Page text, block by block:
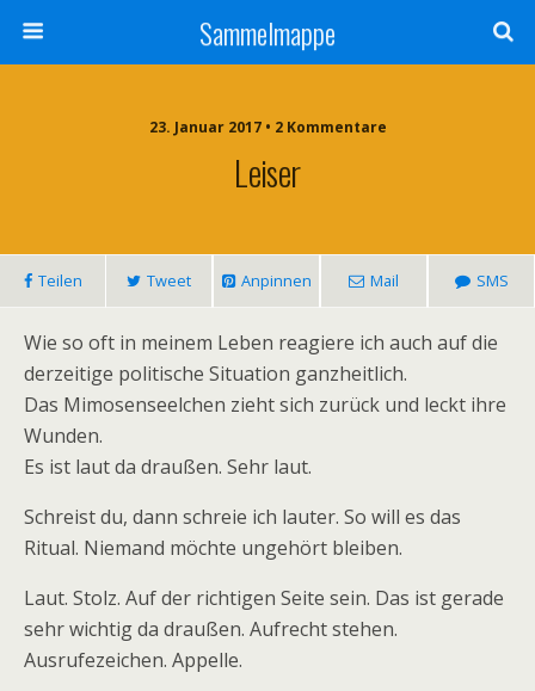
Sammelmappe
23. Januar 2017 • 2 Kommentare
Leiser
Teilen Tweet Anpinnen Mail SMS
Wie so oft in meinem Leben reagiere ich auch auf die
derzeitige politische Situation ganzheitlich.
Das Mimosenseelchen zieht sich zurück und leckt ihre
Wunden.
Es ist laut da draußen. Sehr laut.
Schreist du, dann schreie ich lauter. So will es das
Ritual. Niemand möchte ungehört bleiben.
Laut. Stolz. Auf der richtigen Seite sein. Das ist gerade
sehr wichtig da draußen. Aufrecht stehen.
Ausrufezeichen. Appelle.